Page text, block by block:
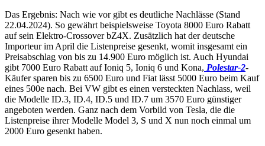
Das Ergebnis: Nach wie vor gibt es deutliche Nachlässe (Stand
22.04.2024). So gewährt beispielsweise Toyota 8000 Euro Rabatt
auf sein Elektro-Crossover bZ4X. Zusätzlich hat der deutsche
Importeur im April die Listenpreise gesenkt, womit insgesamt ein
Preisabschlag von bis zu 14.900 Euro möglich ist. Auch Hyundai
gibt 7000 Euro Rabatt auf Ioniq 5, Ioniq 6 und Kona, Polestar-2-
Käufer sparen bis zu 6500 Euro und Fiat lässt 5000 Euro beim Kauf
eines 500e nach. Bei VW gibt es einen versteckten Nachlass, weil
die Modelle ID.3, ID.4, ID.5 und ID.7 um 3570 Euro günstiger
angeboten werden. Ganz nach dem Vorbild von Tesla, die die
Listenpreise ihrer Modelle Model 3, S und X nun noch einmal um
2000 Euro gesenkt haben.